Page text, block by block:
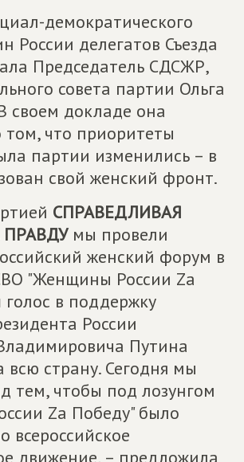
демократического
России делегатов Съезда
Председатель СДСЖР,
совета партии Ольга
своем докладе она
том, что приоритеты
партии изменились – в
свой женский фронт.
СПРАВЕДЛИВАЯ
ПРАВДУмы провели
женский форум в
"Женщины России Zа
в поддержку
России
Путина
всю страну. Сегодня мы
тем, чтобы под лозунгом
Zа Победу" было
всероссийское
движение, – предложила